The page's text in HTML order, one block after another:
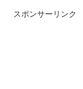
スポンサーリンク